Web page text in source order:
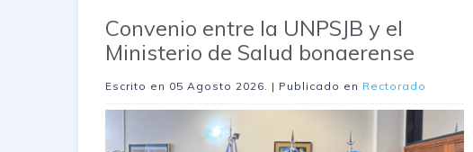
Convenio entre la UNPSJB y el
Ministerio de Salud bonaerense
Escrito en 05 Agosto 2026 . | Publicado en Rectorado